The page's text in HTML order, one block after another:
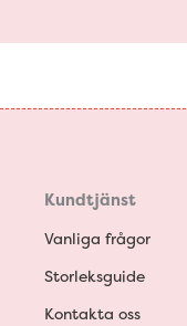
Kundtjänst
Vanliga frågor
Storleksguide
Kontakta oss